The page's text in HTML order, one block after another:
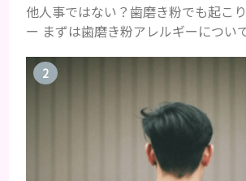
他人事ではない？歯磨き粉でも起こ
ー まずは歯磨き粉アレルギーについ
まれるアレルギーを起こすおそれの
普段お使いの歯磨き粉に含まれてい
レルギーを引き起こすおそれがある
すね。 •フッ素･･･歯の表面のエナメ
たり、虫歯と防ぐ働きを持つ成分 •香